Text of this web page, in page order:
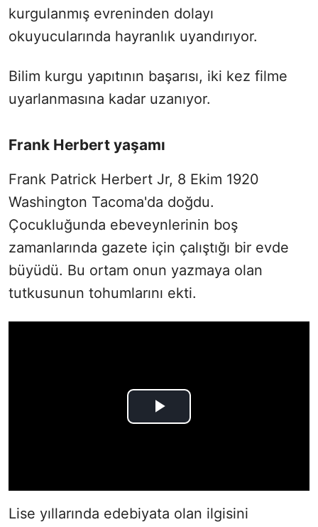
kurgulanmış evreninden dolayı
okuyucularında hayranlık uyandırıyor.
Bilim kurgu yapıtının başarısı, iki kez filme
uyarlanmasına kadar uzanıyor.
Frank Herbert yaşamı
Frank Patrick Herbert Jr, 8 Ekim 1920
Washington Tacoma'da doğdu.
Çocukluğunda ebeveynlerinin boş
zamanlarında gazete için çalıştığı bir evde
büyüdü. Bu ortam onun yazmaya olan
tutkusunun tohumlarını ekti.
Lise yıllarında edebiyata olan ilgisini